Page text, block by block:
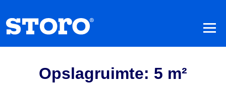
Opslagruimte: 5 m²